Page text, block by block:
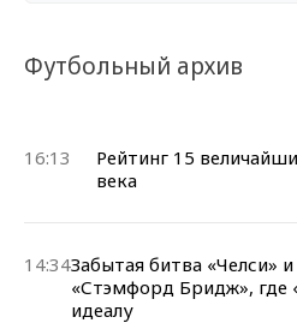
Футбольный архив
16:13
Рейтинг 15
века
14:34Забытая битва «Челси»
«Стэмфорд Бридж», где
идеалу